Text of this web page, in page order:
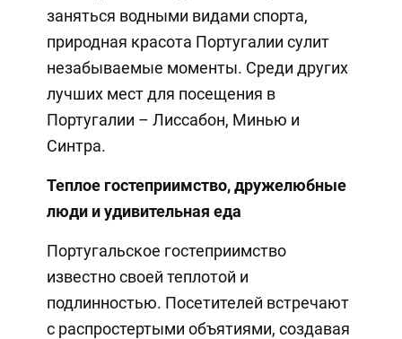
заняться водными видами спорта,
природная красота Португалии сулит
незабываемые моменты. Среди других
лучших мест для посещения в
Португалии – Лиссабон, Минью и
Синтра.
Теплое гостеприимство, дружелюбные
люди и удивительная еда
Португальское гостеприимство
известно своей теплотой и
подлинностью. Посетителей встречают
с распростертыми объятиями, создавая